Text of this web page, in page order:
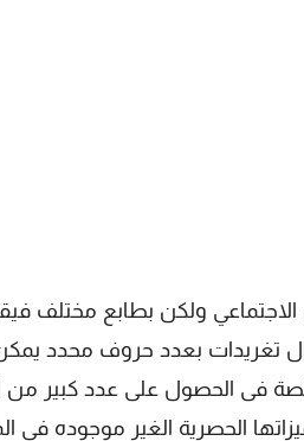
ولكن بطابع مختلف
تغريدات بعدد حروف محدد يمكن
الحصرية الغير موجوده فى